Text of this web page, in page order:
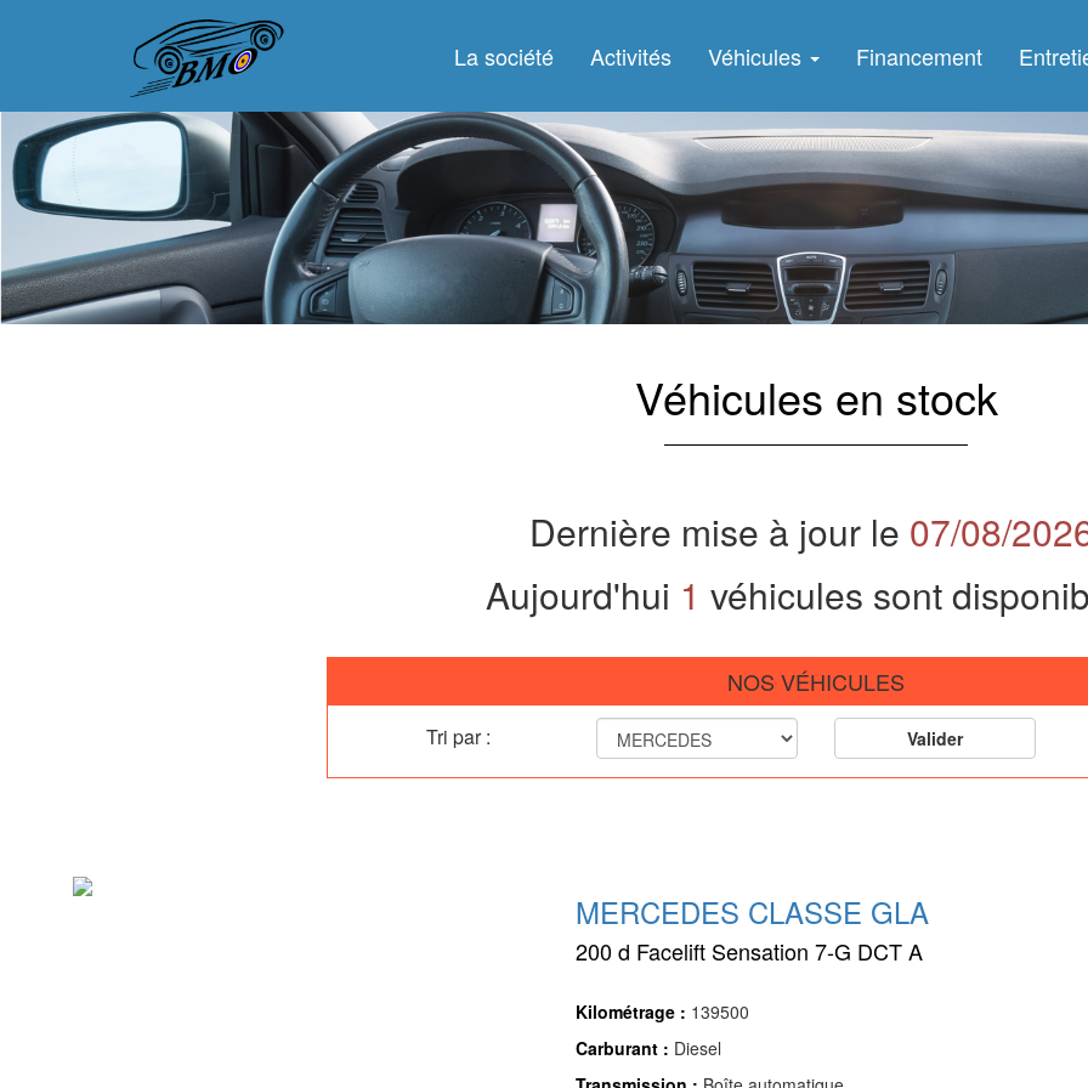
La société Activités Véhicules Financement
Véhicules en stock
Dernière mise à jour le 07/08/
Aujourd'hui 1 véhicules sont
NOS VÉHICULES
Tri par :
MERCEDES CLASSE GLA
200 d Facelift Sensation 7-G DCT A
Kilométrage : 139500
Carburant : Diesel